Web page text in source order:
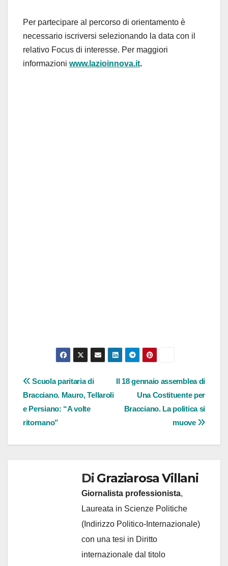
Per partecipare al percorso di orientamento è
necessario iscriversi selezionando la data con il
relativo Focus di interesse. Per maggiori
informazioni www.lazioinnova.it.
Navigazione
articoli
Il 18 gennaio assemblea di
Una Costituente per
Bracciano. La politica si
muove
Scuola paritaria di
Bracciano. Mauro, Tellaroli
e Persiano: “A volte
ritornano”
Di Graziarosa Villani
Giornalista professionista,
Laureata in Scienze Politiche
(Indirizzo Politico-Internazionale)
con una tesi in Diritto
internazionale dal titolo